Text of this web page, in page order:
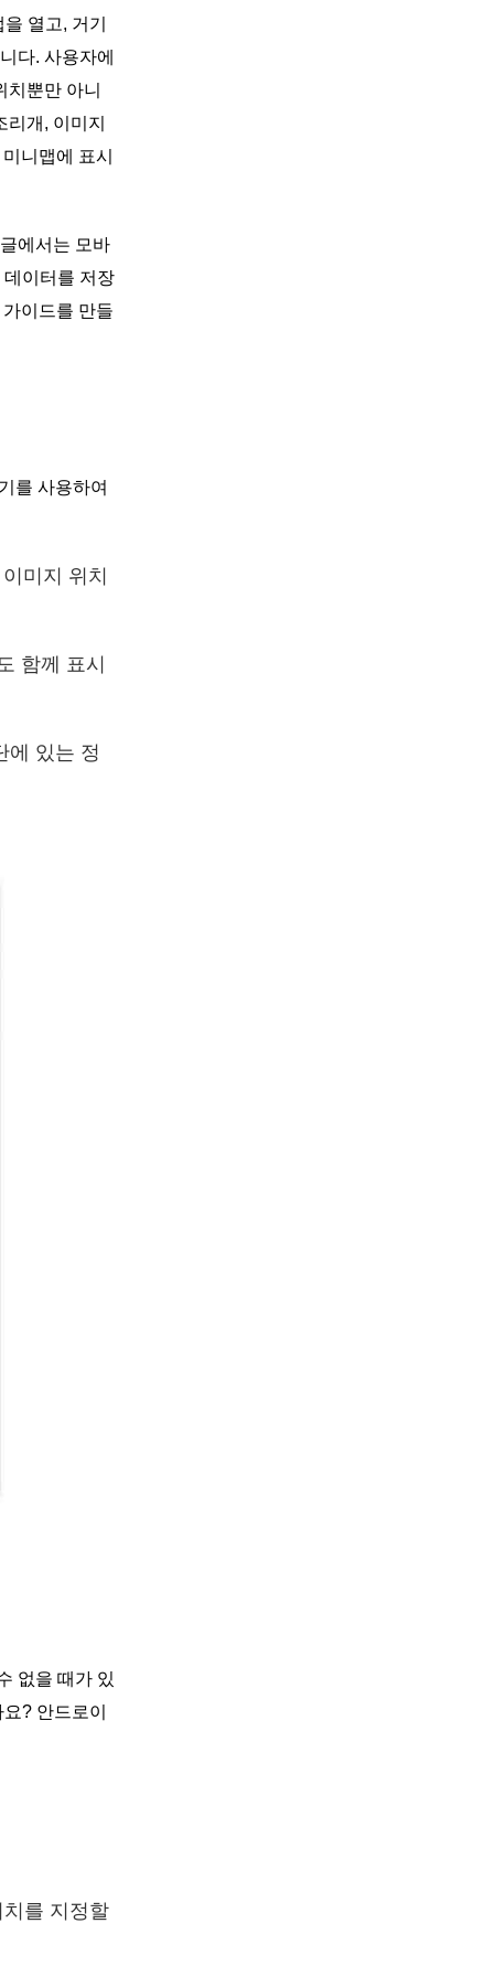
열고, 거기
다. 사용자에
뿐만 아니
개, 이미지
니맵에 표시
에서는 모바
이터를 저장
이드를 만들
를 사용하여
미지 위치
함께 표시
에 있는 정
없을 때가 있
? 안드로이
를 지정할